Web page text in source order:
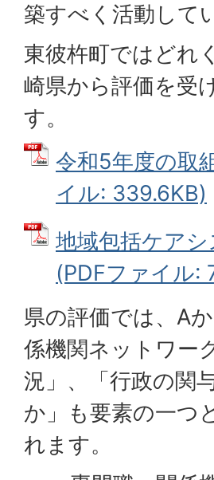
築すべく活動して
東彼杵町ではどれ
崎県から評価を受
す。
令和5年度の取
イル: 339.6KB)
地域包括ケア
(PDFファイル:
県の評価では、A
係機関ネットワー
況」、「行政の関
か」も要素の一つ
れます。